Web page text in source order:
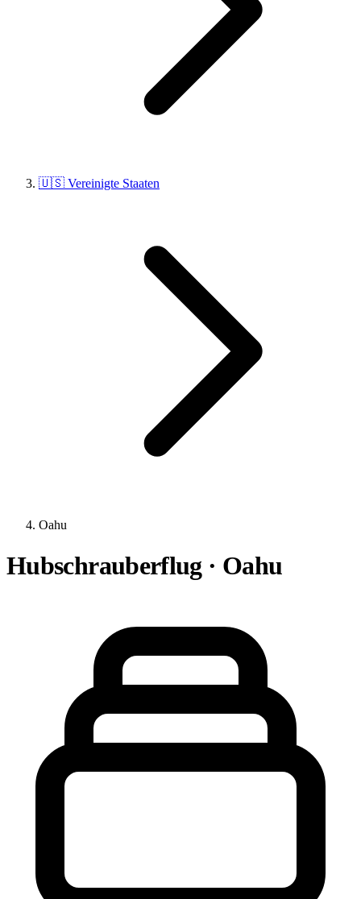
🇺🇸 Vereinigte Staaten
Oahu
Hubschrauberflug · Oahu